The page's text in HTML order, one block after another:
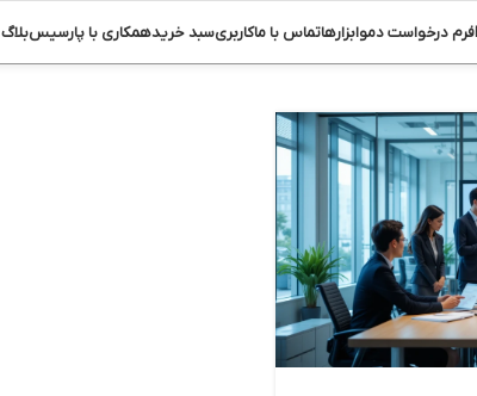
فرم درخواست دموابزارهاتماس با ماکاربریسبد خریدهمکاری با پارسیسبلاگ